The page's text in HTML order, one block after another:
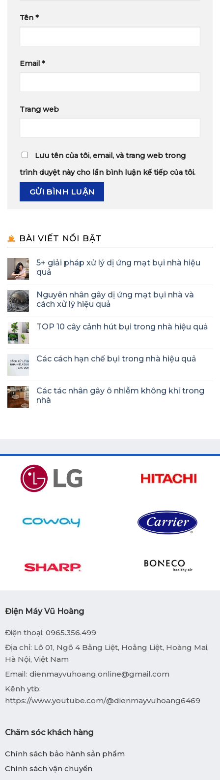
Tên *
Email *
Trang web
Lưu tên của tôi, email, và trang web trong
trình duyệt này cho lần bình luận kế tiếp của tôi.
BÀI VIẾT NỔI BẬT
5+ giải pháp xử lý dị ứng mạt bụi nhà hiệu
quả
Nguyên nhân gây dị ứng mạt bụi nhà và
cách xử lý hiệu quả
TOP 10 cây cảnh hút bụi trong nhà hiệu quả
Các cách hạn chế bụi trong nhà hiệu quả
Các tác nhân gây ô nhiễm không khí trong
nhà
Điện Máy Vũ Hoàng
Điện thoại: 0965.356.499
Địa chỉ: Lô 01, Ngõ 4 Bằng Liệt, Hoằng Liệt, Hoàng Mai,
Hà Nội, Việt Nam
Email: dienmayvuhoang.online@gmail.com
Kênh ytb:
https://www.youtube.com/@dienmayvuhoang6469
Chăm sóc khách hàng
Chính sách bảo hành sản phẩm
Chính sách vận chuyển